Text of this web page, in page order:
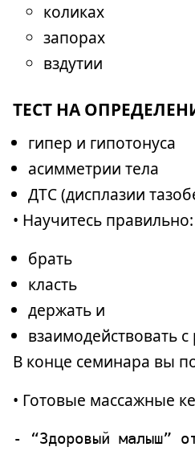
коликах
запорах
вздутии
ТЕСТ НА
гипер и гипотонуса
асимметрии тела
ДТС (дисплазии
• Научитесь правильно:
брать
класть
держать и
взаимодействовать
В конце семинара вы
• Готовые массажные
- “Здоровый малыш”